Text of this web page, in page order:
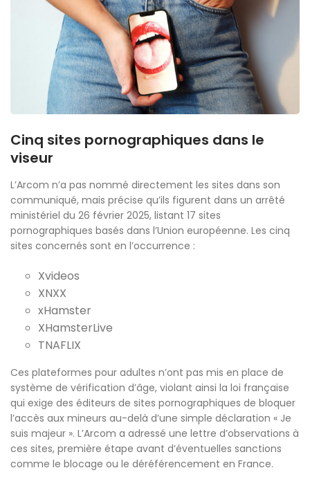
Cinq sites pornographiques dans le
viseur
L’Arcom n’a pas nommé directement les sites dans son
communiqué, mais précise qu’ils figurent dans un arrêté
ministériel du 26 février 2025, listant 17 sites
pornographiques basés dans l’Union européenne. Les cinq
sites concernés sont en l’occurrence :
Xvideos
XNXX
xHamster
XHamsterLive
TNAFLIX
Ces plateformes pour adultes n’ont pas mis en place de
système de vérification d’âge, violant ainsi la loi française
qui exige des éditeurs de sites pornographiques de bloquer
l’accès aux mineurs au-delà d’une simple déclaration « Je
suis majeur ». L’Arcom a adressé une lettre d’observations à
ces sites, première étape avant d’éventuelles sanctions
comme le blocage ou le déréférencement en France.